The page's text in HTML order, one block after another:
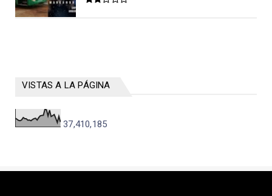
VISTAS A LA PÁGINA
37,410,185